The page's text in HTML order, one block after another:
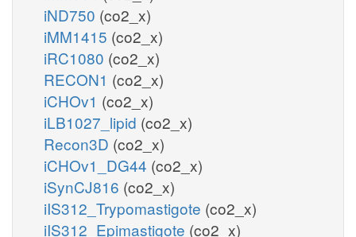
iND750 (co2_x)
iMM1415 (co2_x)
iRC1080 (co2_x)
RECON1 (co2_x)
iCHOv1 (co2_x)
iLB1027_lipid (co2_x)
Recon3D (co2_x)
iCHOv1_DG44 (co2_x)
iSynCJ816 (co2_x)
iIS312_Trypomastigote (co2_x)
iIS312_Epimastigote (co2_x)